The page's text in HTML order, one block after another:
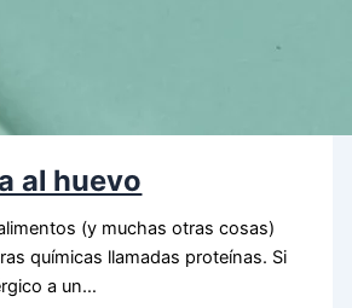
al huevo
(y muchas otras cosas)
químicas llamadas proteínas. Si
a un…